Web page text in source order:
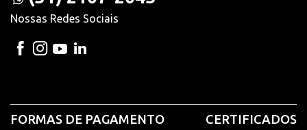
Nossas Redes Sociais
FORMAS DE PAGAMENTO CERTIFICADOS